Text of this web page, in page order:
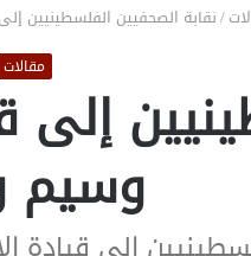
/نقابة الصحفيين الفلسطينيين
مقالات
إلى
وسيم